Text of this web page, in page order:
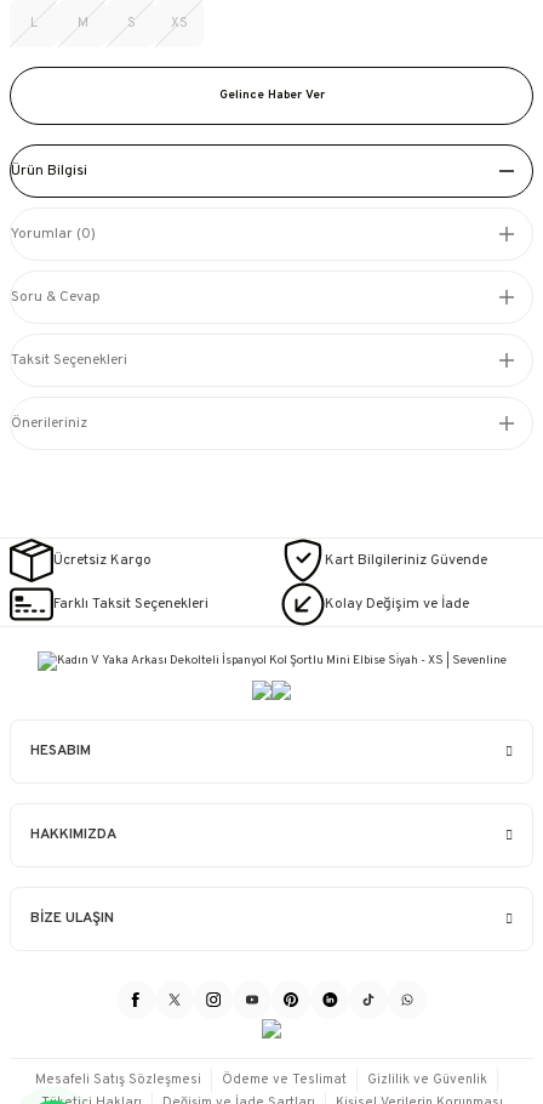
L M S XS
Gelince Haber Ver
Ürün Bilgisi
Yorumlar (0)
Soru & Cevap
Taksit Seçenekleri
Önerileriniz
Ücretsiz Kargo Kart Bilgileriniz Güvende
Farklı Taksit Seçenekleri Kolay Değişim ve İade
HESABIM
HAKKIMIZDA
BİZE ULAŞIN
Mesafeli Satış Sözleşmesi Ödeme ve Teslimat
Gizlilik ve Güvenlik